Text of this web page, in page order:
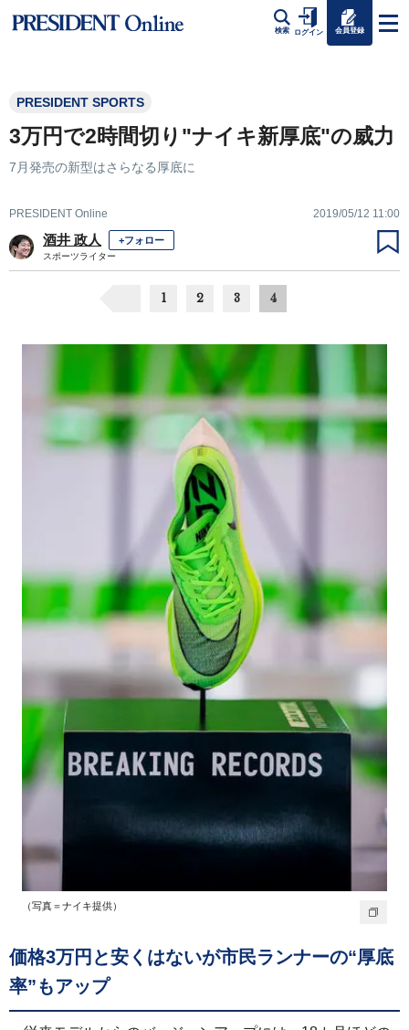
検索 ログイン 会員登録
PRESIDENT SPORTS
3万円で2時間切り"ナイキ新厚底"の威力
7月発売の新型はさらなる厚底に
PRESIDENT Online 2019/05/12 11:00
酒井 政人 +フォロー
スポーツライター
1 2 3 4
（写真＝ナイキ提供）
価格3万円と安くはないが市民ランナーの“厚底
率”もアップ